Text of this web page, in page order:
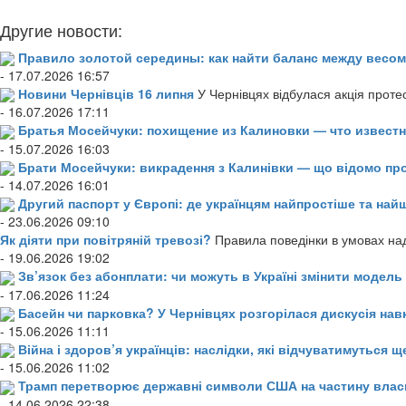
Другие новости:
Правило золотой середины: как найти баланс между
- 17.07.2026 16:57
Новини Чернівців 16 липня У Чернівцях відбулася акція
- 16.07.2026 17:11
Братья Мосейчуки: похищение из Калиновки — что
- 15.07.2026 16:03
Брати Мосейчуки: викрадення з Калинівки — що відомо
- 14.07.2026 16:01
Другий паспорт у Європі: де українцям найпростіше та
- 23.06.2026 09:10
Як діяти при повітряній тревозі? Правила поведінки в умовах
- 19.06.2026 19:02
Зв’язок без абонплати: чи можуть в Україні змінити
- 17.06.2026 11:24
Басейн чи парковка? У Чернівцях розгорілася дискусія
- 15.06.2026 11:11
Війна і здоров’я українців: наслідки, які відчуватимуться
- 15.06.2026 11:02
Трамп перетворює державні символи США на частину